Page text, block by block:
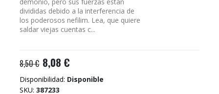
divididas debido a la interferencia de
los poderosos nefilim. Lea, que quiere
saldar viejas cuentas c...
8,50 € 8,08 €
Disponibilidad: Disponible
SKU 387233